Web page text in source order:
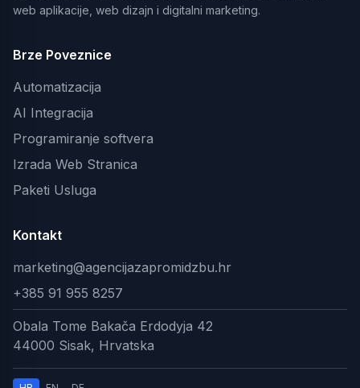
web aplikacije, web dizajn i digitalni marketing.
Brze Poveznice
Automatizacija
AI Integracija
Programiranje softvera
Izrada Web Stranica
Paketi Usluga
Kontakt
marketing@agencijazapromidzbu.hr
+385 91 955 8257
Obala Tome Bakača Erdodyja 42
44000 Sisak, Hrvatska